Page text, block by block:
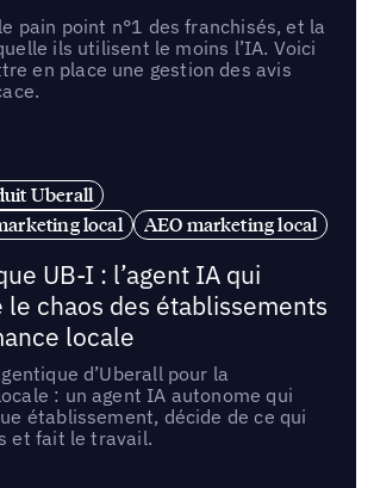
pain point n°1 des franchisés, et la
ils utilisent le moins l’IA. Voici
en place une gestion des avis
Uberall
local
AEO marketing local
UB-I : l’agent IA qui
chaos des établissements
locale
d’Uberall pour la
: un agent IA autonome qui
établissement, décide de ce qui
et fait le travail.